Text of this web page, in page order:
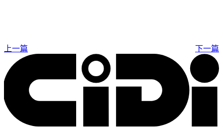
上一篇 下一篇